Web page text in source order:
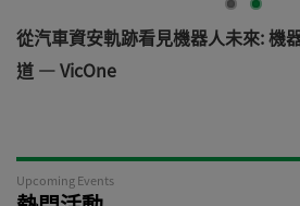
從汽車資安軌跡看見機器人未來: 機
道 — VicOne
Upcoming Events